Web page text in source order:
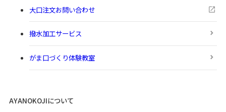
大口注文お問い合わせ
撥水加工サービス
がま口づくり体験教室
AYANOKOJIについて